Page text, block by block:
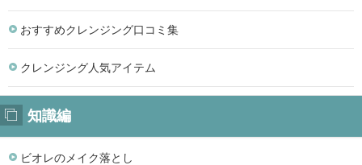
おすすめクレンジング口コミ集
クレンジング人気アイテム
知識編
ビオレのメイク落とし